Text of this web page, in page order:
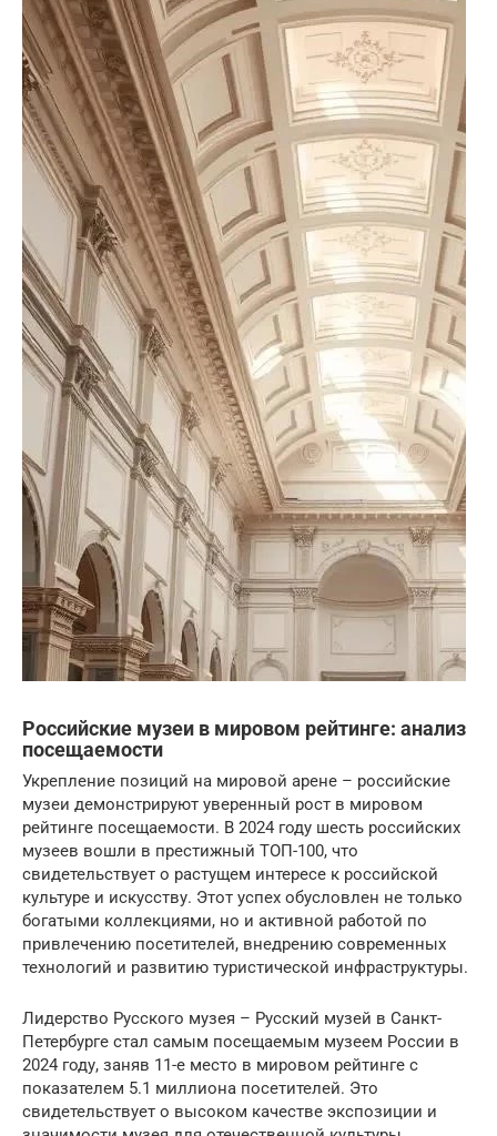
Российские музеи в мировом рейтинге: анализ
посещаемости
Укрепление позиций на мировой арене – российские
музеи демонстрируют уверенный рост в мировом
рейтинге посещаемости. В 2024 году шесть российских
музеев вошли в престижный ТОП-100, что
свидетельствует о растущем интересе к российской
культуре и искусству. Этот успех обусловлен не только
богатыми коллекциями, но и активной работой по
привлечению посетителей, внедрению современных
технологий и развитию туристической инфраструктуры.
Лидерство Русского музея – Русский музей в Санкт-
Петербурге стал самым посещаемым музеем России в
2024 году, заняв 11-е место в мировом рейтинге с
показателем 5.1 миллиона посетителей. Это
свидетельствует о высоком качестве экспозиции и